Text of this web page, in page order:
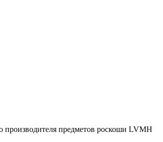
производителя предметов роскоши LVMH